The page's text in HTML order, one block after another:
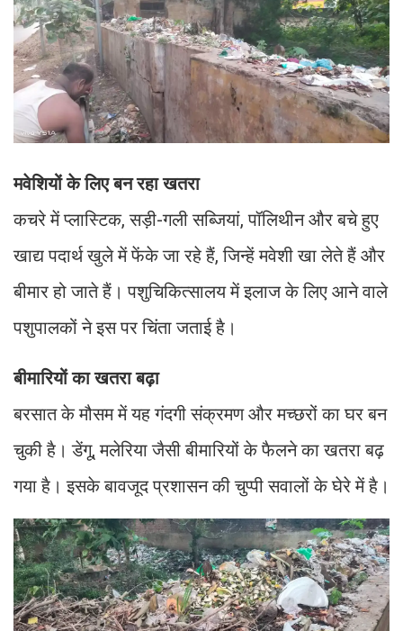
मवेशियों के लिए बन रहा खतरा
कचरे में प्लास्टिक, सड़ी-गली सब्जियां, पॉलिथीन और बचे हुए
खाद्य पदार्थ खुले में फेंके जा रहे हैं, जिन्हें मवेशी खा लेते हैं और
बीमार हो जाते हैं। पशुचिकित्सालय में इलाज के लिए आने वाले
पशुपालकों ने इस पर चिंता जताई है।
बीमारियों का खतरा बढ़ा
बरसात के मौसम में यह गंदगी संक्रमण और मच्छरों का घर बन
चुकी है। डेंगू, मलेरिया जैसी बीमारियों के फैलने का खतरा बढ़
गया है। इसके बावजूद प्रशासन की चुप्पी सवालों के घेरे में है।